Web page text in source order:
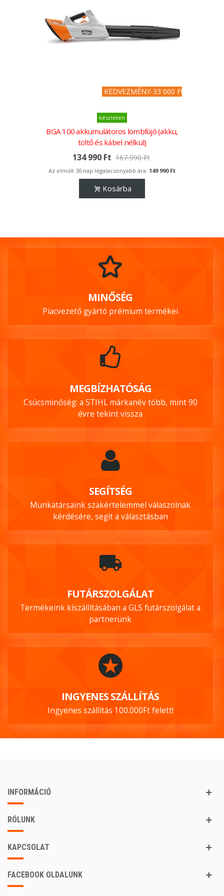
KEDVEZMÉNY-33 000 Ft
készleten
BGA 100 akkumulátoros lombfújó (akku,
töltő és kábel nélkül)
134 990 Ft 167 990 Ft
Az elmúlt 30 nap legalacsonyabb ára: 149 990 Ft
Kosárba
MINŐSÉG
Piacvezető gyártó prémium termékei
MEGBÍZHATÓSÁG
Csúcsminőség: a STIHL márkanév több, mint 90
évre tekint vissza
SEGÍTSÉG
Munkatársaink szakértelemmel válaszolnak
kérdésére, segít a választásban
FUTÁRSZOLGÁLAT
Termékeink kiszállításában a GLS futárszolgálat a
partnerünk
INGYENES SZÁLLÍTÁS
Ingyenes szállítás 100.000Ft felett!
INFORMÁCIÓ
RÓLUNK
KAPCSOLAT
FACEBOOK OLDALUNK